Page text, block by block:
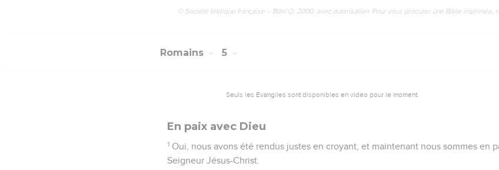
© Société biblique française – Bibli’O, 2000, avec autorisation. Pour vous procurer une Bible
Romains 5
Seuls les Évangiles sont disponibles en vidéo pour le moment.
En paix avec Dieu
1 Oui, nous avons été rendus justes en croyant, et maintenant nous sommes en
Seigneur Jésus-Christ.